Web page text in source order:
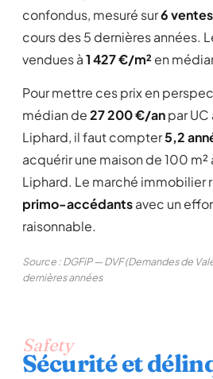
confondus, mesuré sur6 ventes
cours des 5 dernières années.
vendues à1 427 €/m² en
Pour mettre ces prix en
médian de27 200 €/anpar
Liphard, il faut compter5,2
acquérir une maison de 100
Liphard. Le marché immobilier
primo-accédantsavec un
raisonnable.
Source : DGFiP — DVF (Demandes de
dernières années
Safety
Sécurité et